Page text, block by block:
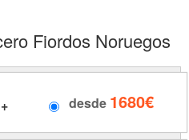
Fiordos Noruegos
desde 1680€